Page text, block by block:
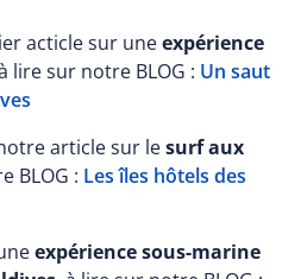
acticle sur uneexpérience
lire sur notre BLOG : Un saut
article sur lesurf aux
BLOG : Les îles hôtels des
expérience sous-marine